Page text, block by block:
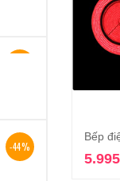
Bếp
-44%